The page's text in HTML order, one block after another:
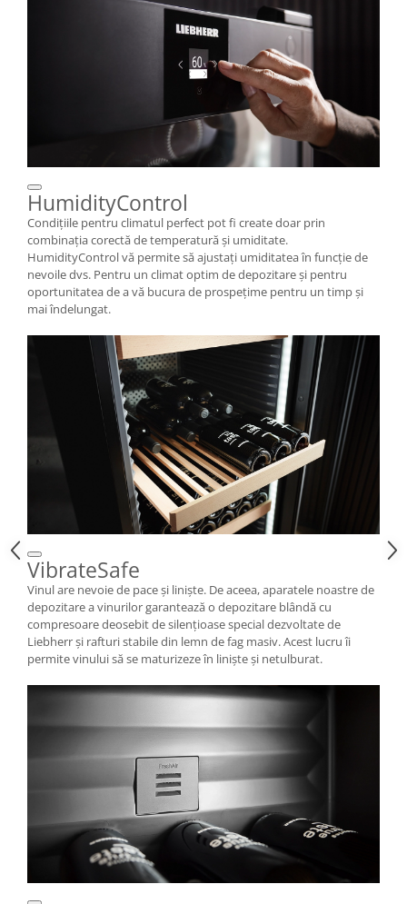
HumidityControl
Condițiile pentru climatul perfect pot fi create doar prin
combinația corectă de temperatură și umiditate.
HumidityControl vă permite să ajustați umiditatea în funcție de
nevoile dvs. Pentru un climat optim de depozitare și pentru
oportunitatea de a vă bucura de prospețime pentru un timp și
mai îndelungat.
VibrateSafe
Vinul are nevoie de pace şi linişte. De aceea, aparatele noastre de
depozitare a vinurilor garantează o depozitare blândă cu
compresoare deosebit de silenţioase special dezvoltate de
Liebherr şi rafturi stabile din lemn de fag masiv. Acest lucru îi
permite vinului să se maturizeze în linişte şi netulburat.